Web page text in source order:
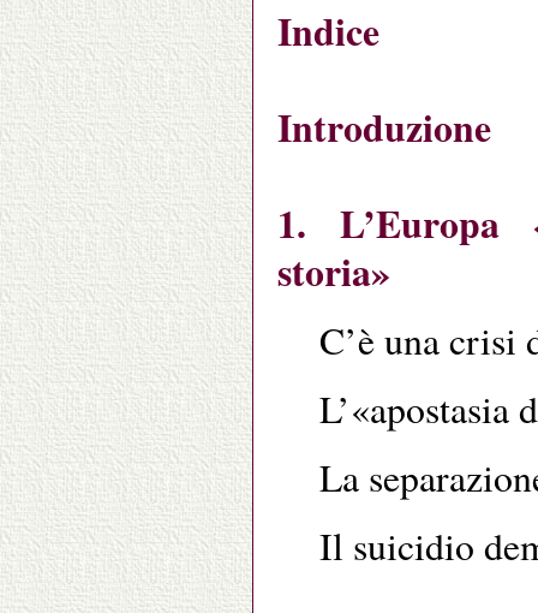
Indice
Introduzione
1. L’Europa
storia»
C’è una crisi
L’«apostasia
La
Il suicidio